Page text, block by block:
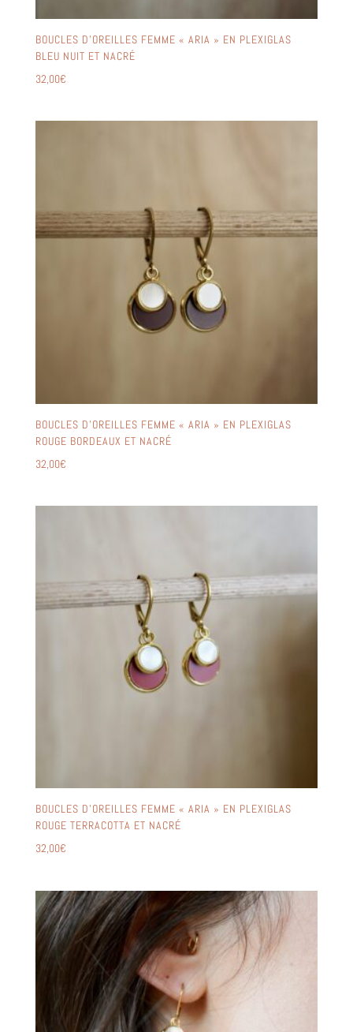
BOUCLES D’OREILLES FEMME « ARIA » EN PLEXIGLAS
BLEU NUIT ET NACRÉ
32,00€
BOUCLES D’OREILLES FEMME « ARIA » EN PLEXIGLAS
ROUGE BORDEAUX ET NACRÉ
32,00€
BOUCLES D’OREILLES FEMME « ARIA » EN PLEXIGLAS
ROUGE TERRACOTTA ET NACRÉ
32,00€